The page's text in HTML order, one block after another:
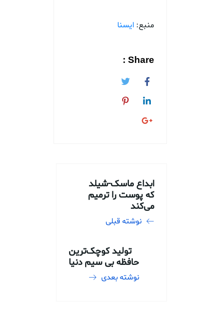
منبع: ایسنا
Share :
ابداع ماسک-شیلد
که پوست را ترمیم
می‌کند
نوشته قبلی
تولید کوچک‌ترین
حافظه بی سیم دنیا
نوشته بعدی